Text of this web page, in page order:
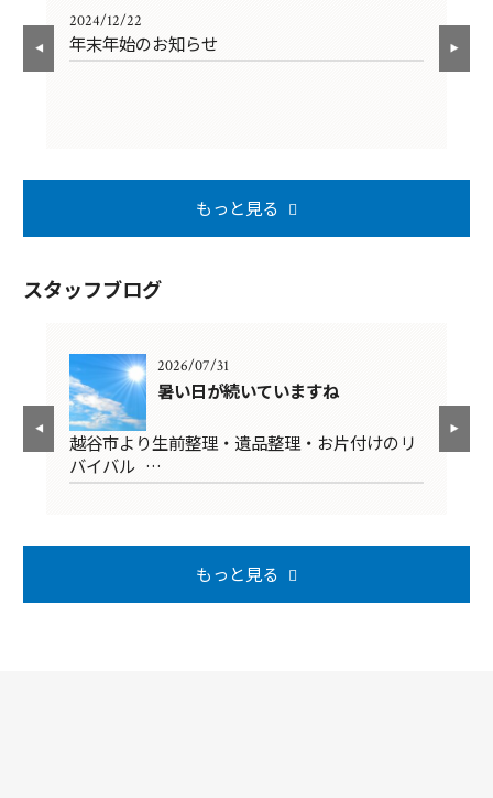
2024/12/22
年末年始のお知らせ
もっと見る
スタッフブログ
2026/07/31
暑い日が続いていますね
越谷市より生前整理・遺品整理・お片付けのリ
バイバル …
もっと見る